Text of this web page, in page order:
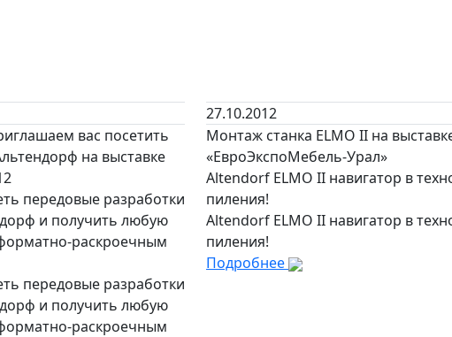
27.10.2012
вас посетить
на выставке
передовые разработки
и получить любую
раскроечным
передовые разработки
и получить любую
раскроечным
Монтаж станка ELMO II на
«ЕвроЭкспоМебель-Урал»
Altendorf ELMO II навигатор в
пиления!
Altendorf ELMO II навигатор в
пиления!
Подробнее